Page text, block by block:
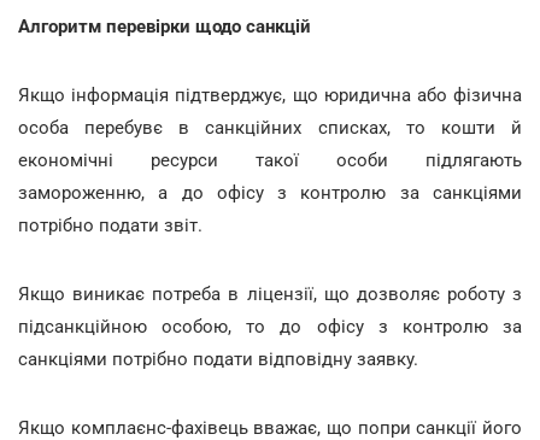
Алгоритм перевірки щодо санкцій
Якщо інформація підтверджує, що юридична або фізична
особа перебувє в санкційних списках, то кошти й
економічні ресурси такої особи підлягають
замороженню, а до офісу з контролю за санкціями
потрібно подати звіт.
Якщо виникає потреба в ліцензії, що дозволяє роботу з
підсанкційною особою, то до офісу з контролю за
санкціями потрібно подати відповідну заявку.
Якщо комплаєнс-фахівець вважає, що попри санкції його